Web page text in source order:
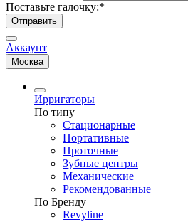
Поставьте галочку:*
Отправить
Аккаунт
Москва
Ирригаторы
По типу
Стационарные
Портативные
Проточные
Зубные центры
Механические
Рекомендованные
По Бренду
Revyline